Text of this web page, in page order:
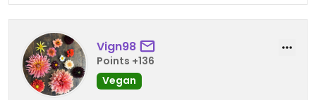
Vign98
Points +136
Vegan